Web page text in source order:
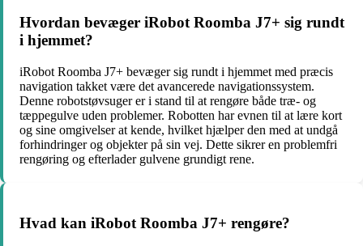
Hvordan bevæger iRobot Roomba J7+ sig rundt
i hjemmet?
iRobot Roomba J7+ bevæger sig rundt i hjemmet med præcis
navigation takket være det avancerede navigationssystem.
Denne robotstøvsuger er i stand til at rengøre både træ- og
tæppegulve uden problemer. Robotten har evnen til at lære kort
og sine omgivelser at kende, hvilket hjælper den med at undgå
forhindringer og objekter på sin vej. Dette sikrer en problemfri
rengøring og efterlader gulvene grundigt rene.
Hvad kan iRobot Roomba J7+ rengøre?